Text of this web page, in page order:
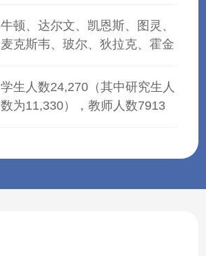
牛顿、达尔文、凯恩斯、图灵、
麦克斯韦、玻尔、狄拉克、霍金
学生人数24,270（其中研究生人
数为11,330），教师人数7913